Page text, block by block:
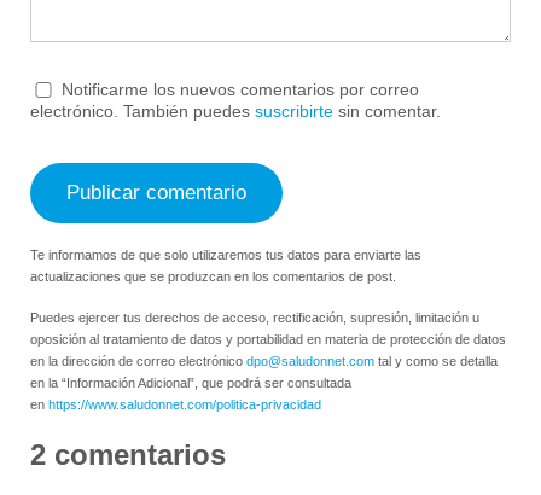
Notificarme los nuevos comentarios por correo
electrónico. También puedes suscribirte sin comentar.
Te informamos de que solo utilizaremos tus datos para enviarte las
actualizaciones que se produzcan en los comentarios de post.
Puedes ejercer tus derechos de acceso, rectificación, supresión, limitación u
oposición al tratamiento de datos y portabilidad en materia de protección de datos
en la dirección de correo electrónico dpo@saludonnet.com tal y como se detalla
en la “Información Adicional”, que podrá ser consultada
en https://www.saludonnet.com/politica-privacidad
2 comentarios